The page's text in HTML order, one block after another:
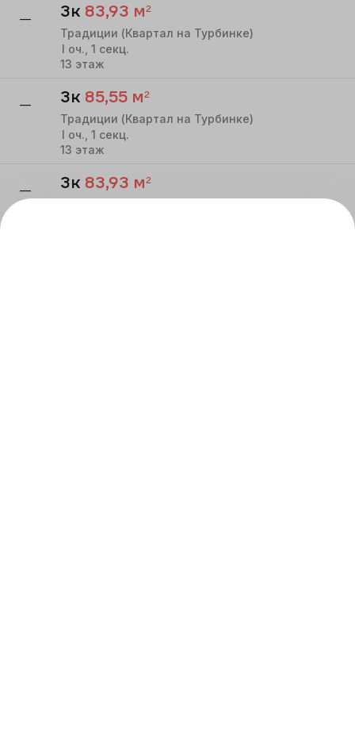
— 3к 83,93 м²
Традиции (Квартал на Турбинке)
I оч., 1 секц.
13 этаж
— 3к 85,55 м²
Традиции (Квартал на Турбинке)
I оч., 1 секц.
13 этаж
— 3к 83,93 м²